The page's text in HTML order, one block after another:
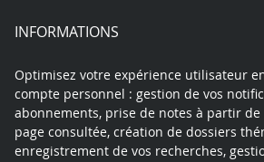
INFORMATIONS
Optimisez votre expérience utilisateur
compte personnel : gestion de vos
abonnements, prise de notes à partir de
page consultée, création de dossiers
enregistrement de vos recherches,